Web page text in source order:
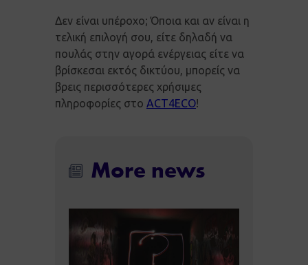
Δεν είναι υπέροχο; Όποια και αν είναι η
τελική επιλογή σου, είτε δηλαδή να
πουλάς στην αγορά ενέργειας είτε να
βρίσκεσαι εκτός δικτύου, μπορείς να
βρεις περισσότερες χρήσιμες
πληροφορίες στο ACT4ECO!
More news